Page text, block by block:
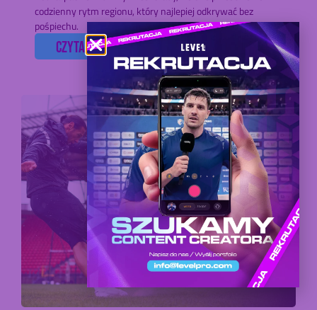
codzienny rytm regionu, który najlepiej odkrywać bez
pośpiechu.
czytaj dalej